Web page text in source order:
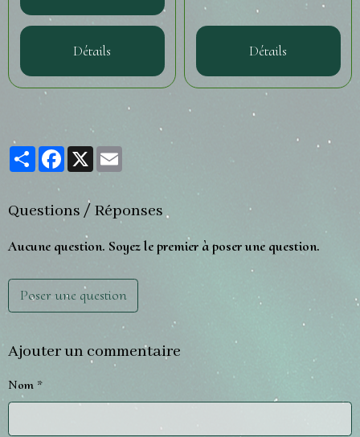
Détails Détails
PartagerFacebook
X
Questions / Réponses
Aucune question. Soyez le premier à poser une question.
Poser une question
Ajouter un commentaire
Nom